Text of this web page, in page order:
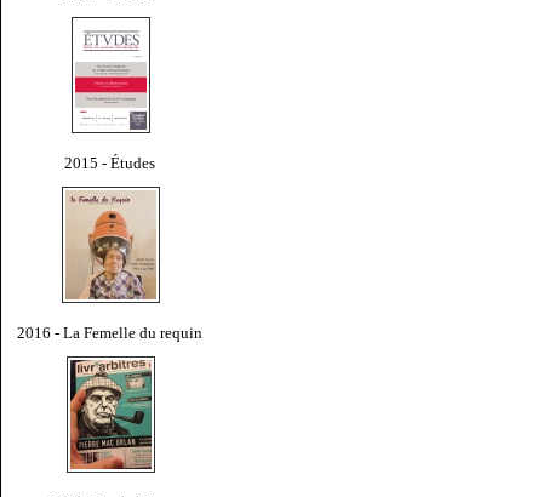
2015 - Études
2016 - La Femelle du requin